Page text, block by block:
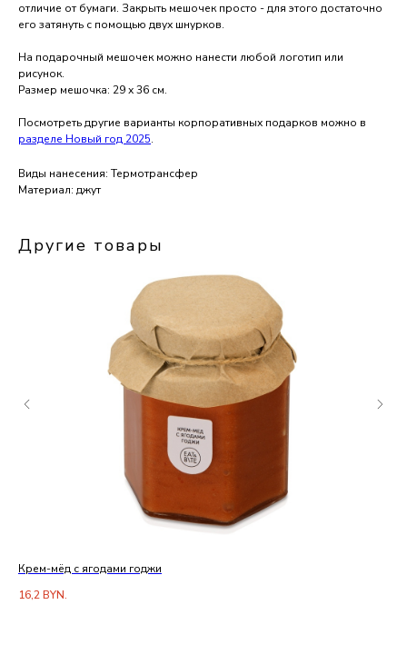
отличие от бумаги. Закрыть мешочек просто - для этого достаточно
его затянуть с помощью двух шнурков.
На подарочный мешочек можно нанести любой логотип или
рисунок.
Размер мешочка: 29 х 36 см.
Посмотреть другие варианты корпоративных подарков можно в
разделе Новый год 2025.
Виды нанесения: Термотрансфер
Материал: джут
Другие товары
Крем-мёд с ягодами годжи
16,2BYN.